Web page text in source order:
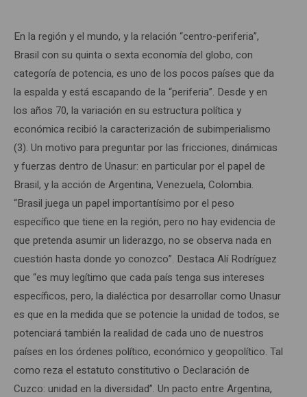
En la región y el mundo, y la relación “centro-periferia”,
Brasil con su quinta o sexta economía del globo, con
categoría de potencia, es uno de los pocos países que da
la espalda y está escapando de la “periferia”. Desde y en
los años 70, la variación en su estructura política y
económica recibió la caracterización de subimperialismo
(3). Un motivo para preguntar por las fricciones, dinámicas
y fuerzas dentro de Unasur: en particular por el papel de
Brasil, y la acción de Argentina, Venezuela, Colombia.
“Brasil juega un papel importantísimo por el peso
específico que tiene en la región, pero no hay evidencia de
que pretenda asumir un liderazgo, no se observa nada en
cuestión hasta donde yo conozco”. Destaca Alí Rodríguez
que “es muy legítimo que cada país tenga sus intereses
específicos, pero, la dialéctica por desarrollar como Unasur
es que en la medida que se potencie la unidad de todos, se
potenciará también la realidad de cada uno de nuestros
países en los órdenes político, económico y geopolítico. Tal
como reza el estatuto constitutivo o Declaración de
Cuzco: unidad en la diversidad”. Un pacto entre Argentina,